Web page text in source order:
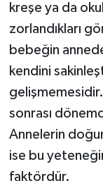
kreşe ya da
zorlandıkları
bebeğin
kendini
sonrası
Annelerin
ise bu
faktördür.